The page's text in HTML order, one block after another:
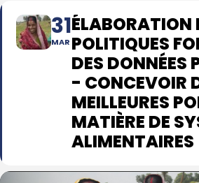
31
MAR
ÉLABORATION
POLITIQUES
DES DONNÉES
- CONCEVOIR
MEILLEURES
MATIÈRE DE
ALIMENTAIRES